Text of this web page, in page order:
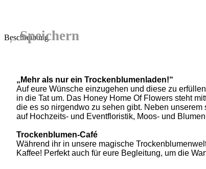
Speichern
Beschreibung
„ Mehr als nur ein Trockenblumenladen!“
Auf eure Wünsche einzugehen und diese zu
in die Tat um. Das Honey Home Of Flowers steht
die es so nirgendwo zu sehen gibt. Neben
auf Hochzeits- und Eventfloristik, Moos- und
Trockenblumen-Café
Während ihr in unsere magische
Kaffee! Perfekt auch für eure Begleitung, um die